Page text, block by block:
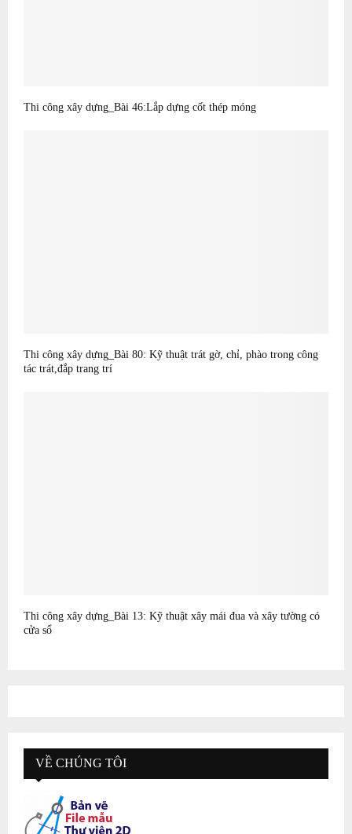
Thi công xây dựng_Bài 46:Lắp dựng cốt thép móng
Thi công xây dựng_Bài 80: Kỹ thuật trát gờ, chỉ, phào trong công
tác trát,đắp trang trí
Thi công xây dựng_Bài 13: Kỹ thuật xây mái đua và xây tường có
cửa sổ
VỀ CHÚNG TÔI